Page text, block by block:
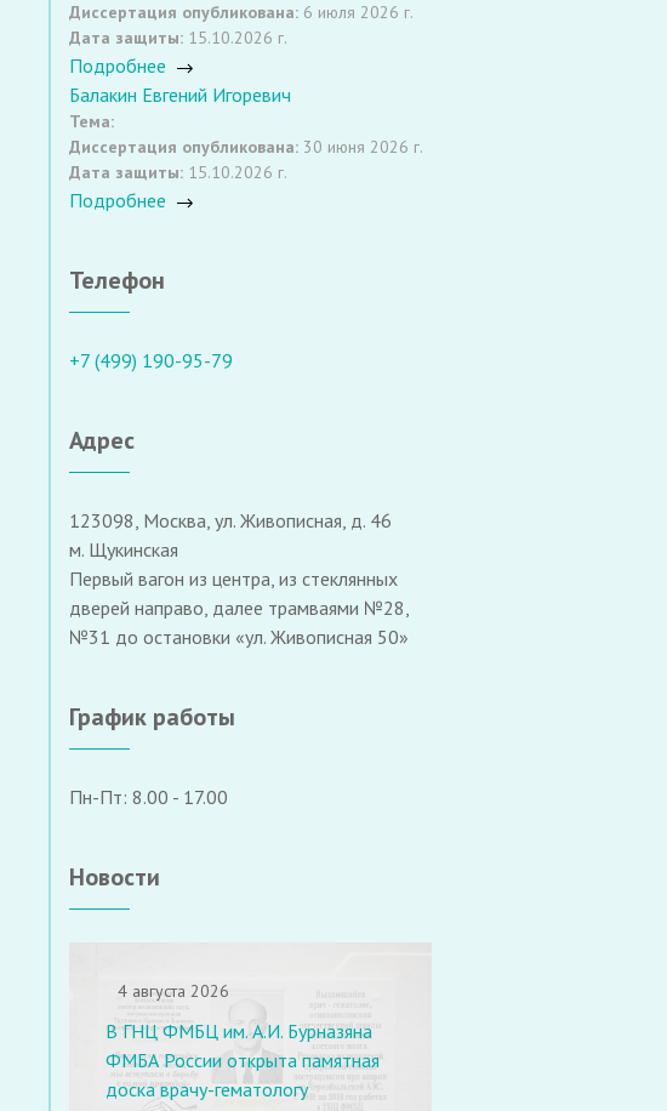
Диссертация опубликована: 6 июля 2026 г.
Дата защиты: 15.10.2026 г.
Подробнее
Балакин Евгений Игоревич
Тема:
Диссертация опубликована: 30 июня 2026 г.
Дата защиты: 15.10.2026 г.
Подробнее
Телефон
+7 (499) 190-95-79
Адрес
123098, Москва, ул. Живописная, д. 46
м. Щукинская
Первый вагон из центра, из стеклянных
дверей направо, далее трамваями №28,
№31 до остановки «ул. Живописная 50»
График работы
Пн-Пт: 8.00 - 17.00
Новости
4 августа 2026
В ГНЦ ФМБЦ им. А.И. Бурназяна
ФМБА России открыта памятная
доска врачу-гематологу